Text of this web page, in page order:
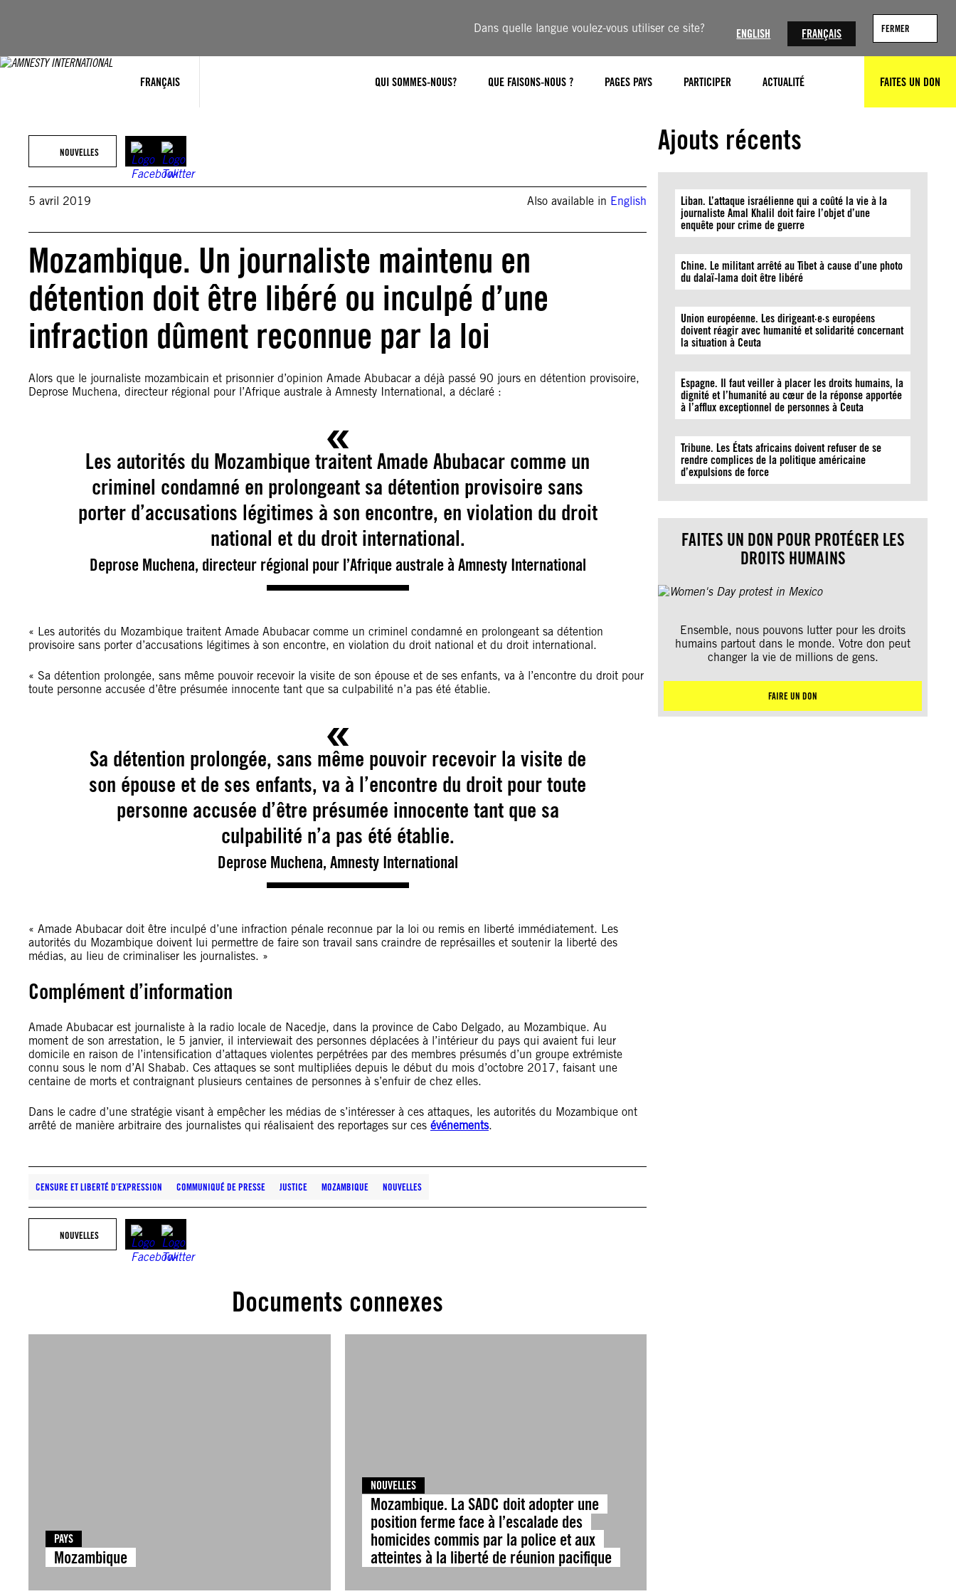
Dans quelle langue voulez-vous utiliser ce site? ENGLISH FRANÇAIS FERMER
FRANÇAIS QUI SOMMES-NOUS? QUE FAISONS-NOUS ? PAGES PAYS PARTICIPER ACTUALITÉ RECHERCHERFAITES UN DON
NOUVELLES
5 avril 2019 Also available in English
Mozambique. Un journaliste maintenu en
détention doit être libéré ou inculpé d’une
infraction dûment reconnue par la loi
Alors que le journaliste mozambicain et prisonnier d’opinion Amade Abubacar a déjà passé 90 jours en détention provisoire,
Deprose Muchena, directeur régional pour l’Afrique australe à Amnesty International, a déclaré :
Les autorités du Mozambique traitent Amade Abubacar comme un
criminel condamné en prolongeant sa détention provisoire sans
porter d’accusations légitimes à son encontre, en violation du droit
national et du droit international.
Deprose Muchena, directeur régional pour l’Afrique australe à Amnesty International
« Les autorités du Mozambique traitent Amade Abubacar comme un criminel condamné en prolongeant sa détention
provisoire sans porter d’accusations légitimes à son encontre, en violation du droit national et du droit international.
« Sa détention prolongée, sans même pouvoir recevoir la visite de son épouse et de ses enfants, va à l’encontre du droit pour
toute personne accusée d’être présumée innocente tant que sa culpabilité n’a pas été établie.
Sa détention prolongée, sans même pouvoir recevoir la visite de
son épouse et de ses enfants, va à l’encontre du droit pour toute
personne accusée d’être présumée innocente tant que sa
culpabilité n’a pas été établie.
Deprose Muchena, Amnesty International
« Amade Abubacar doit être inculpé d’une infraction pénale reconnue par la loi ou remis en liberté immédiatement. Les
autorités du Mozambique doivent lui permettre de faire son travail sans craindre de représailles et soutenir la liberté des
médias, au lieu de criminaliser les journalistes. »
Complément d’information
Amade Abubacar est journaliste à la radio locale de Nacedje, dans la province de Cabo Delgado, au Mozambique. Au
moment de son arrestation, le 5 janvier, il interviewait des personnes déplacées à l’intérieur du pays qui avaient fui leur
domicile en raison de l’intensification d’attaques violentes perpétrées par des membres présumés d’un groupe extrémiste
connu sous le nom d’Al Shabab. Ces attaques se sont multipliées depuis le début du mois d’octobre 2017, faisant une
centaine de morts et contraignant plusieurs centaines de personnes à s’enfuir de chez elles.
Dans le cadre d’une stratégie visant à empêcher les médias de s’intéresser à ces attaques, les autorités du Mozambique ont
arrêté de manière arbitraire des journalistes qui réalisaient des reportages sur ces événements.
CENSURE ET LIBERTÉ D’EXPRESSION COMMUNIQUÉ DE PRESSE JUSTICE MOZAMBIQUE NOUVELLES
NOUVELLES
Documents connexes
PAYS
Mozambique
NOUVELLES
Mozambique. La SADC doit adopter une
position ferme face à l’escalade des
homicides commis par la police et aux
atteintes à la liberté de réunion pacifique
Ajouts récents
Liban. L’attaque israélienne qui a coûté la vie à la
journaliste Amal Khalil doit faire l’objet d’une
enquête pour crime de guerre
Chine. Le militant arrêté au Tibet à cause d’une photo
du dalaï-lama doit être libéré
Union européenne. Les dirigeant·e·s européens
doivent réagir avec humanité et solidarité concernant
la situation à Ceuta
Espagne. Il faut veiller à placer les droits humains, la
dignité et l’humanité au cœur de la réponse apportée
à l’afflux exceptionnel de personnes à Ceuta
Tribune. Les États africains doivent refuser de se
rendre complices de la politique américaine
d’expulsions de force
FAITES UN DON POUR PROTÉGER LES
DROITS HUMAINS
Ensemble, nous pouvons lutter pour les droits
humains partout dans le monde. Votre don peut
changer la vie de millions de gens.
FAIRE UN DON